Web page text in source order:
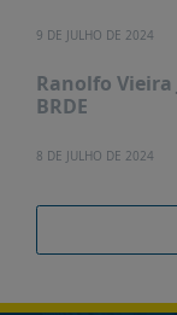
MATERIAIS
CURSOS
EVENTOS
INSCRIÇÕES
MATERIAIS
9 DE JULHO DE 2024
Ranolfo
BRDE
8 DE JULHO DE 2024